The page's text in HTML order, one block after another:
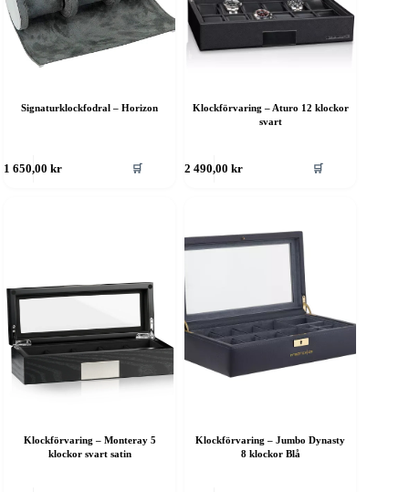
Signaturklockfodral – Horizon
1 650,00kr 🛒
Klockförvaring – Aturo 12 klockor
svart
2 490,00kr 🛒
Klockförvaring – Monteray 5
klockor svart satin
Klockförvaring – Jumbo Dynasty
8 klockor Blå